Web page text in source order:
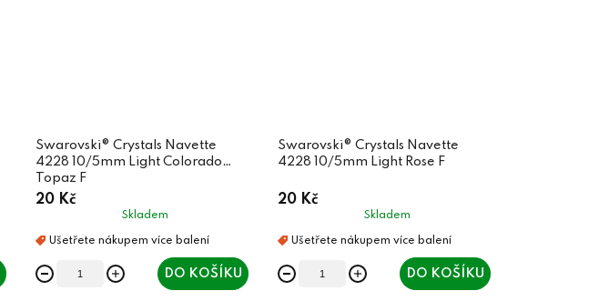
Swarovski® Crystals Navette
4228 10/5mm Light Colorado
Topaz F
20 Kč
Skladem
DO KOŠÍKU
Swarovski® Crystals Navette
4228 10/5mm Light Rose F
20 Kč
Skladem
DO KOŠÍKU